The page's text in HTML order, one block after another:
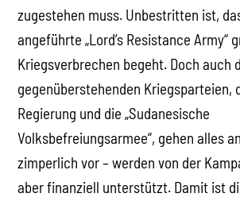
zugestehen muss. Unbestritten ist,
angeführte „Lord’s Resistance Army“
Kriegsverbrechen begeht. Doch auch
gegenüberstehenden Kriegsparteien,
Regierung und die „Sudanesische
Volksbefreiungsarmee“, gehen alles
zimperlich vor – werden von der
aber finanziell unterstützt. Damit ist